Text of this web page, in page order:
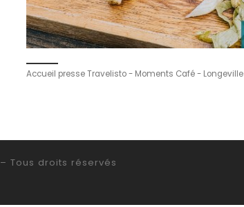
Accueil presse Travelisto - Moments Café - Longeville
– Tous droits réservés